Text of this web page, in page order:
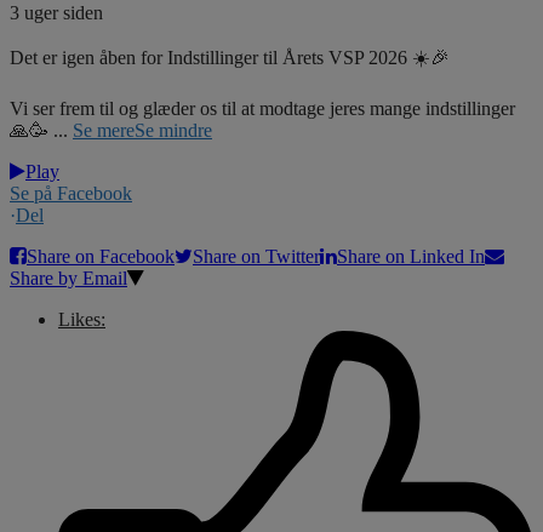
3 uger siden
Det er igen åben for Indstillinger til Årets VSP 2026 ☀️🎉
Vi ser frem til og glæder os til at modtage jeres mange indstillinger
🙏🥳 ... Se mereSe mindre
Play
Se på Facebook
·Del
Share on Facebook
Share on Twitter
Share on Linked In
Share by Email
Likes: